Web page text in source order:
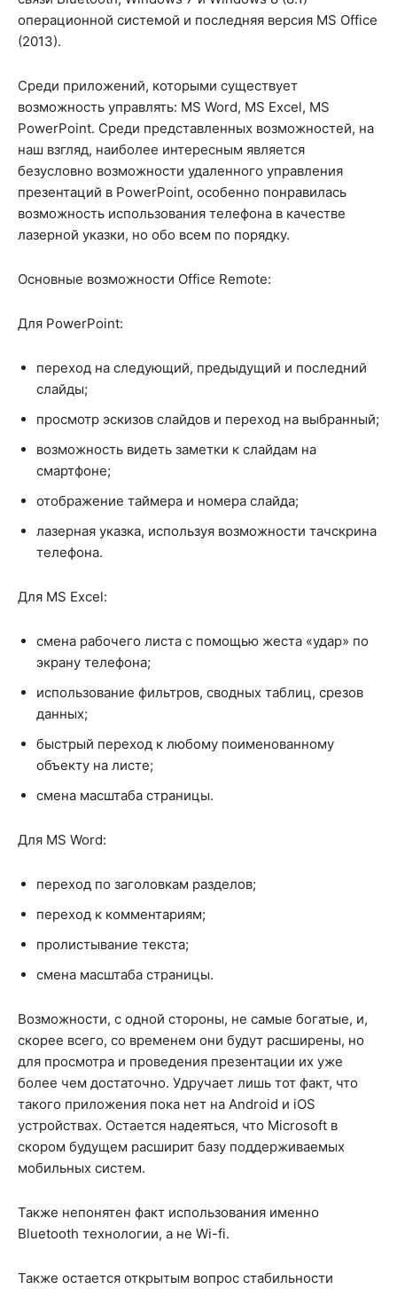
операционной системой и последняя версия MS Office
(2013).
Среди приложений, которыми существует
возможность управлять: MS Word, MS Excel, MS
PowerPoint. Среди представленных возможностей, на
наш взгляд, наиболее интересным является
безусловно возможности удаленного управления
презентаций в PowerPoint, особенно понравилась
возможность использования телефона в качестве
лазерной указки, но обо всем по порядку.
Основные возможности Office Remote:
Для PowerPoint:
переход на следующий, предыдущий и последний
слайды;
просмотр эскизов слайдов и переход на выбранный;
возможность видеть заметки к слайдам на
смартфоне;
отображение таймера и номера слайда;
лазерная указка, используя возможности тачскрина
телефона.
Для MS Excel:
смена рабочего листа с помощью жеста «удар» по
экрану телефона;
использование фильтров, сводных таблиц, срезов
данных;
быстрый переход к любому поименованному
объекту на листе;
смена масштаба страницы.
Для MS Word:
переход по заголовкам разделов;
переход к комментариям;
пролистывание текста;
смена масштаба страницы.
Возможности, с одной стороны, не самые богатые, и,
скорее всего, со временем они будут расширены, но
для просмотра и проведения презентации их уже
более чем достаточно. Удручает лишь тот факт, что
такого приложения пока нет на Android и iOS
устройствах. Остается надеяться, что Microsoft в
скором будущем расширит базу поддерживаемых
мобильных систем.
Также непонятен факт использования именно
Bluetooth технологии, а не Wi-fi.
Также остается открытым вопрос стабильности